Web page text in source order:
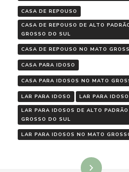
CASA DE REPOUSO
CASA DE REPOUSO DE ALTO
GROSSO DO SUL
CASA DE REPOUSO NO MATO
CASA PARA IDOSO
CASA PARA IDOSOS NO MATO
LAR PARA IDOSO
LAR PARA
LAR PARA IDOSOS DE ALTO
GROSSO DO SUL
LAR PARA IDOSOS NO MATO
Ler mais